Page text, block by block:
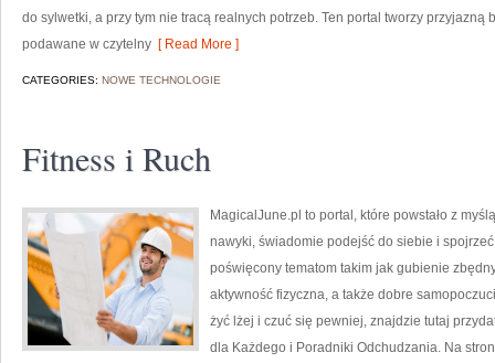
do sylwetki, a przy tym nie tracą realnych potrzeb. Ten portal tworzy przyjazną
podawane w czytelny [ Read More ]
CATEGORIES: NOWE TECHNOLOGIE
Fitness i Ruch
MagicalJune.pl to portal, które powstało z
nawyki, świadomie podejść do siebie i
poświęcony tematom takim jak gubienie
aktywność fizyczna, a także dobre
żyć lżej i czuć się pewniej, znajdzie tutaj
dla Każdego i Poradniki Odchudzania. Na